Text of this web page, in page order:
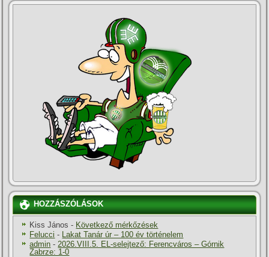
HOZZÁSZÓLÁSOK
Kiss János - Következő mérkőzések
Felucci - Lakat Tanár úr – 100 év történelem
admin -2026.VIII.5. EL-selejtező: Ferencváros – Górnik
Zabrze: 1-0